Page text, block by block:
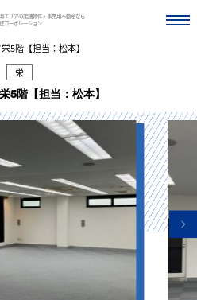
エリアの店舗物件・事業用不動産なら
コーポレーション
5階【担当：松本】
栄
5階【担当：松本】